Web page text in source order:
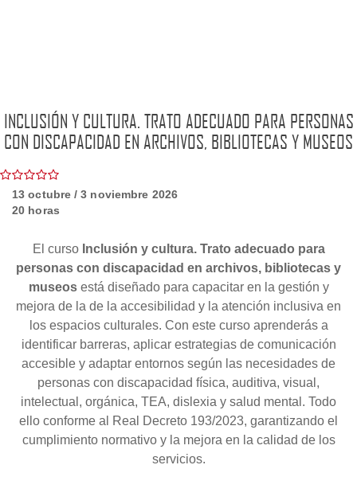
INCLUSIÓN Y CULTURA. TRATO ADECUADO PARA PERSONAS
CON DISCAPACIDAD EN ARCHIVOS, BIBLIOTECAS Y MUSEOS
13 octubre / 3 noviembre 2026
20 horas
El curso Inclusión y cultura. Trato adecuado para
personas con discapacidad en archivos, bibliotecas y
museosestá diseñado para capacitar en la gestión y
mejora de la de la accesibilidad y la atención inclusiva en
los espacios culturales. Con este curso aprenderás a
identificar barreras, aplicar estrategias de comunicación
accesible y adaptar entornos según las necesidades de
personas con discapacidad física, auditiva, visual,
intelectual, orgánica, TEA, dislexia y salud mental. Todo
ello conforme al Real Decreto 193/2023, garantizando el
cumplimiento normativo y la mejora en la calidad de los
servicios.